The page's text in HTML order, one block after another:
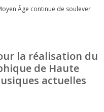
Âge continue de soulever
la réalisation du
de Haute
actuelles